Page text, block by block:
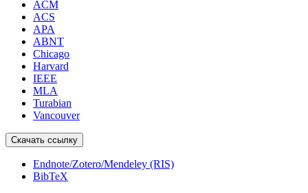
ACM
ACS
APA
ABNT
Chicago
Harvard
IEEE
MLA
Turabian
Vancouver
Скачать ссылку
Endnote/Zotero/Mendeley (RIS)
BibTeX